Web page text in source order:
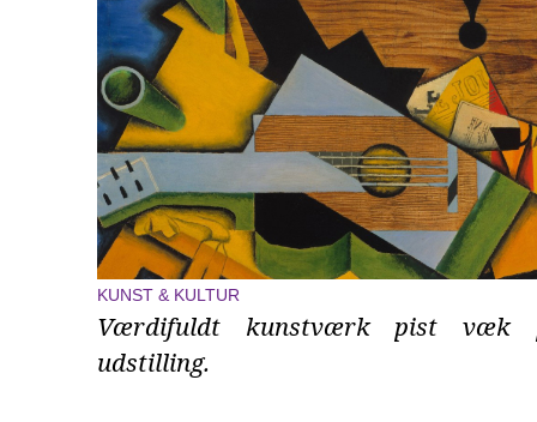
KUNST & KULTUR
Værdifuldt kunstværk pist
udstilling.